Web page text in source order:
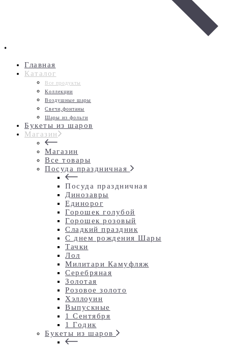
•
Главная
Каталог
Все продукты
Коллекции
Воздушные шары
Свечи,фонтаны
Шары из фольги
Букеты из шаров
Магазин
Магазин
Все товары
Посуда праздничная
Посуда праздничная
Динозавры
Единорог
Горошек голубой
Горошек розовый
Сладкий праздник
С днем рождения Шары
Тачки
Лол
Милитари Камуфляж
Серебряная
Золотая
Розовое золото
Хэллоуин
Выпускные
1 Сентября
1 Годик
Букеты из шаров